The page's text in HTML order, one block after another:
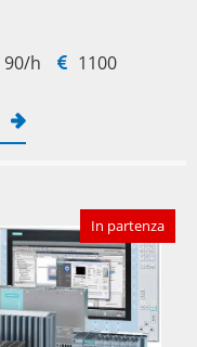
90/h 1100
In partenza